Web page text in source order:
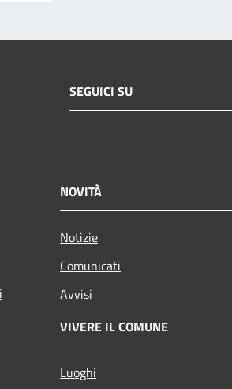
SEGUICI SU
NOVITÀ
Notizie
Comunicati
Avvisi
VIVERE IL COMUNE
Luoghi